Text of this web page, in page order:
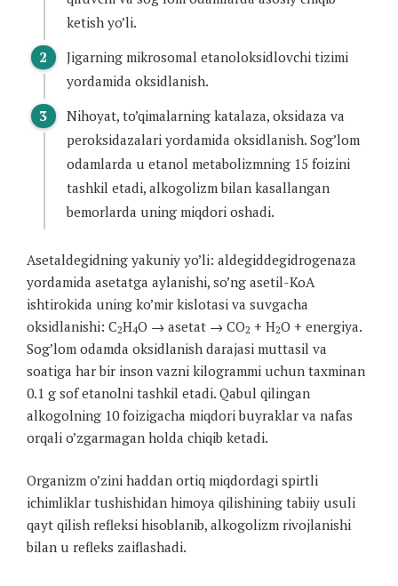
ketish yo’li.
Jigarning mikrosomal etanoloksidlovchi tizimi
yordamida oksidlanish.
Nihoyat, to’qimalarning katalaza, oksidaza va
peroksidazalari yordamida oksidlanish. Sog’lom
odamlarda u etanol metabolizmning 15 foizini
tashkil etadi, alkogolizm bilan kasallangan
bemorlarda uning miqdori oshadi.
Asetaldegidning yakuniy yo’li: aldegiddegidrogenaza
yordamida asetatga aylanishi, so’ng asetil-KoA
ishtirokida uning ko’mir kislotasi va suvgacha
oksidlanishi: C2H4O → asetat → CO2 + H2O + energiya.
Sog’lom odamda oksidlanish darajasi muttasil va
soatiga har bir inson vazni kilogrammi uchun taxminan
0.1 g sof etanolni tashkil etadi. Qabul qilingan
alkogolning 10 foizigacha miqdori buyraklar va nafas
orqali o’zgarmagan holda chiqib ketadi.
Organizm o’zini haddan ortiq miqdordagi spirtli
ichimliklar tushishidan himoya qilishining tabiiy usuli
qayt qilish refleksi hisoblanib, alkogolizm rivojlanishi
bilan u refleks zaiflashadi.